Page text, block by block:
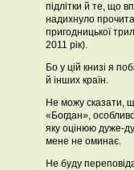
підлітки й те, що
надихнуло
пригодницької
2011 рік).
Бо у цій книзі я
й інших країн.
Не можу сказати,
«Богдан»,
яку оцінюю дуже-
мене не оминає.
Не буду